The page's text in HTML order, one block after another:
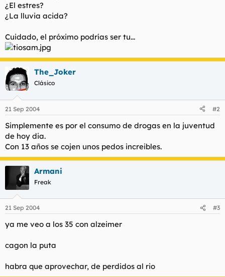
¿El estres?
¿La lluvia acida?
Cuidado, el próximo podrías ser tu...
The_Joker
Clásico
21 Sep 2004 #2
Simplemente es por el consumo de drogas en la juventud
de hoy dia.
Con 13 años se cojen unos pedos increibles.
Armani
Freak
21 Sep 2004 #3
ya me veo a los 35 con alzeimer
cagon la puta
habra que aprovechar, de perdidos al rio